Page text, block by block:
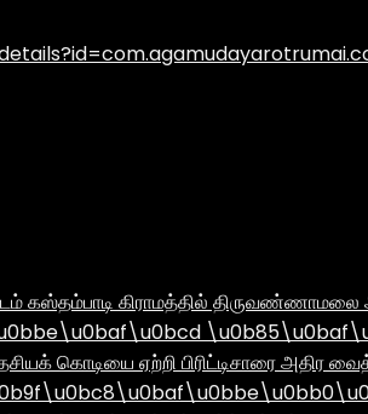
கஸ்தம்பாடி கிராமத்தில் திருவண்ணாமலை
கொடியை ஏற்றி பிரிட்டிசாரை அதிர